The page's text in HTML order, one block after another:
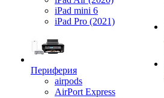
iPad mini 6
iPad Pro (2021)
Периферия
airpods
AirPort Express